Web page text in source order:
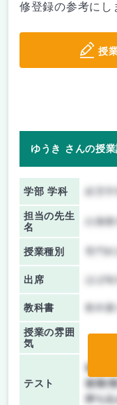
修登録の参考にし
授
ゆうき さんの授
学部 学科
担当の先生
名
白陳勝
授業種別
出席 ほぼ
教科書 教科
授業の雰囲
気
テスト
前期/
後期/
持ち込